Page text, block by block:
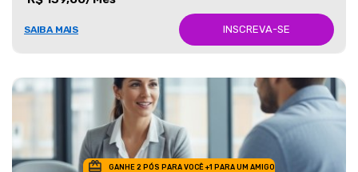
SAIBA MAIS INSCREVA-SE
GANHE 2 PÓS PARA VOCÊ +1 PARA UM AMIGO